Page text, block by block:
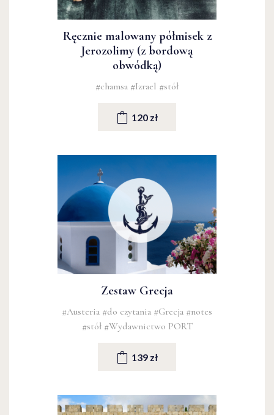
Ręcznie malowany półmisek z
Jerozolimy (z bordową
obwódką)
#chamsa #Izrael #stół
120 zł
Zestaw Grecja
#Austeria #do czytania #Grecja #notes
#stół #Wydawnictwo PORT
139 zł